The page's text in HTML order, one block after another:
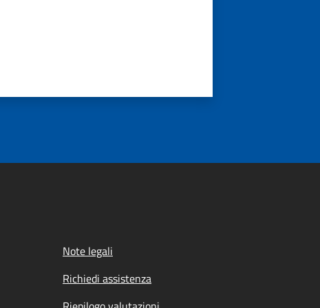
Note legali
Richiedi assistenza